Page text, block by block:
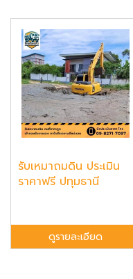
รับเหมาถมดิน ประเมิน
ราคาฟรี ปทุมธานี
ดูรายละเอียด